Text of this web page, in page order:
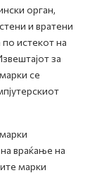
орган,
и вратени
истекот на
за
се
враќање на
марки